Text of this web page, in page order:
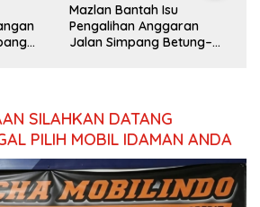
Mazlan Bantah Isu
Pengalihan Anggaran
Jalan Simpang Betung–
SILAHKAN DATANG
PILIH MOBIL IDAMAN ANDA